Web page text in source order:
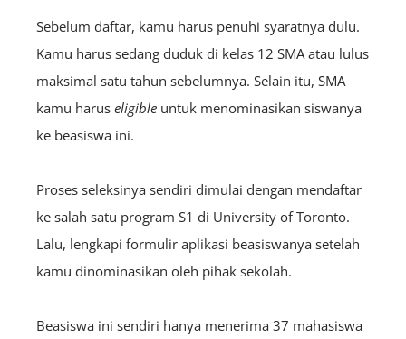
Sebelum daftar, kamu harus penuhi syaratnya dulu.
Kamu harus sedang duduk di kelas 12 SMA atau lulus
maksimal satu tahun sebelumnya. Selain itu, SMA
kamu harus eligible untuk menominasikan siswanya
ke beasiswa ini.
Proses seleksinya sendiri dimulai dengan mendaftar
ke salah satu program S1 di University of Toronto.
Lalu, lengkapi formulir aplikasi beasiswanya setelah
kamu dinominasikan oleh pihak sekolah.
Beasiswa ini sendiri hanya menerima 37 mahasiswa